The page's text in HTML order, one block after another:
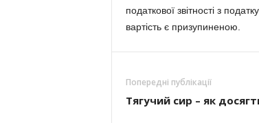
податкової звітності з
вартість є призупиненою.
Попередні публікації
Тягучий сир – як